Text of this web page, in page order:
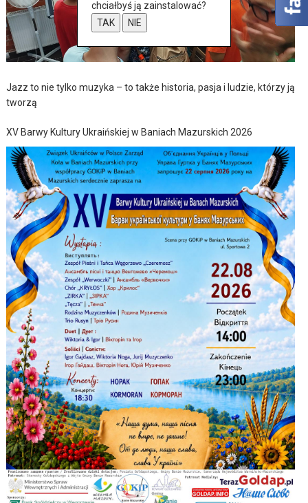
Jazz to nie tylko muzyka – to także historia, pasja i ludzie, którzy ją
tworzą
XV Barwy Kultury Ukraińskiej w Baniach Mazurskich 2026
chciałbyś ją zainstalować?
TAK
NIE